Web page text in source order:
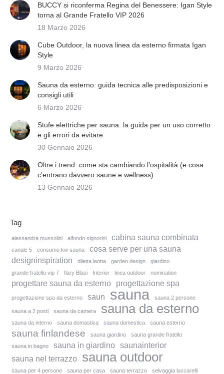
BUCCY si riconferma Regina del Benessere: Igan Style
torna al Grande Fratello VIP 2026
18 Marzo 2026
Cube Outdoor, la nuova linea da esterno firmata Igan
Style
9 Marzo 2026
Sauna da esterno: guida tecnica alle predisposizioni e
consigli utili
6 Marzo 2026
Stufe elettriche per sauna: la guida per un uso corretto
e gli errori da evitare
30 Gennaio 2026
Oltre i trend: come sta cambiando l’ospitalità (e cosa
c’entrano davvero saune e wellness)
13 Gennaio 2026
Tag
alessandra mussolini alfondo signorini cabina sauna combinata
canale 5 consumo kw sauna
cosa serve per una sauna
designinspiration
diletta leotta garden design
giardino
grande fratello vip 7
Ilary Blasi Interior linea outdoor nomination
progettare sauna da esterno progettazione spa
progettazione spa da esterno saun sauna sauna 2 persone
sauna a 2 posti sauna da camera sauna da esterno
sauna da interno sauna domastica sauna domestica sauna esterno
sauna finlandese sauna giardino
sauna grande fratello
sauna in bagno
sauna in giardino saunainterior
sauna nel terrazzo
sauna outdoor
sauna per 4 persone sauna per casa sauna terrazzo selvaggia luccarelli